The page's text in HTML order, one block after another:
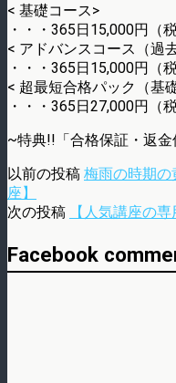
< 基礎コース>
・・・365日15,000円（税
< アドバンスコース（過
・・・365日15,000円（税
< 超最短合格パック（基
・・・365日27,000円（税
~特典!!「合格保証・返
以前の投稿 梅雨の時期
座】
次の投稿
【人気講座の
Facebook